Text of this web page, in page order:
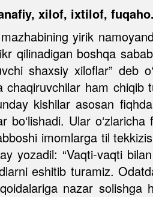
xilof, ixtilof, fuqaho.
yirik
qilinadigan boshqa
shaxsiy xiloflar” deb
ham
kishilar asosan
bo‘lishadi. Ular
imomlarga til
yozadil: “Vaqti-vaqti
eshitib turamiz.
nazar